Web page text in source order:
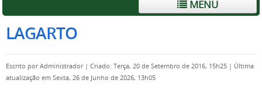
MENU
LAGARTO
Escrito porAdministrador | Criado: Terça, 20 de Setembro de 2016, 15h25 | Última
atualização em Sexta, 26 de Junho de 2026, 13h05